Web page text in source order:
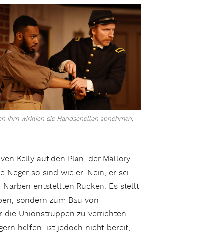
ihm wirklich die Handschellen abnehmen,
Kelly auf den Plan, der Mallory
so sind wie er. Nein, er sei
Narben entstellten Rücken. Es stellt
sondern zum Bau von
die Unionstruppen zu verrichten,
helfen, ist jedoch nicht bereit,